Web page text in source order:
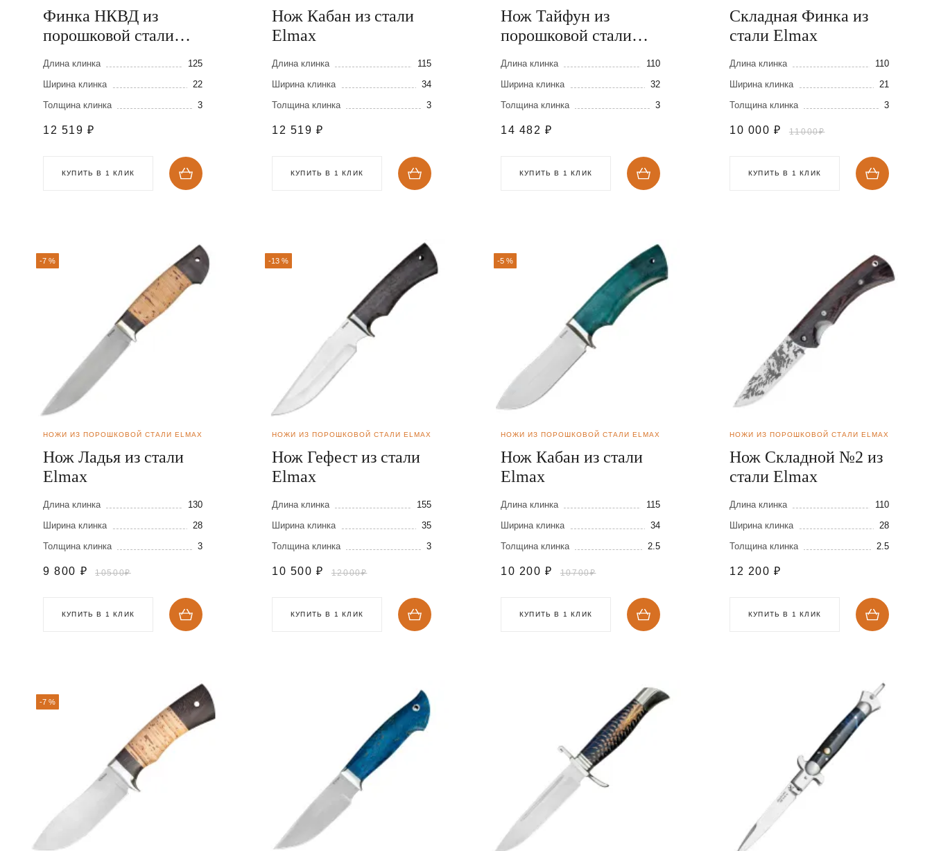
Финка НКВД из
порошковой стали
Elmax
Длина клинка
125
Ширина клинка
22
Толщина клинка
3
12 519 ₽
КУПИТЬ В 1 КЛИК
Нож Кабан из стали
Elmax
Длина клинка
115
Ширина клинка
34
Толщина клинка
3
12 519 ₽
КУПИТЬ В 1 КЛИК
Нож Тайфун из
порошковой стали
Elmax
Длина клинка
110
Ширина клинка
32
Толщина клинка
3
14 482 ₽
КУПИТЬ В 1 КЛИК
Складная Финка из
стали Elmax
Длина клинка
110
Ширина клинка
21
Толщина клинка
3
10 000 ₽ 11000₽
КУПИТЬ В 1 КЛИК
-7 %
НОЖИ ИЗ ПОРОШКОВОЙ СТАЛИ ELMAX
Нож Ладья из стали
Elmax
Длина клинка
130
Ширина клинка
28
Толщина клинка
3
9 800 ₽ 10500₽
КУПИТЬ В 1 КЛИК
-13 %
НОЖИ ИЗ ПОРОШКОВОЙ СТАЛИ ELMAX
Нож Гефест из стали
Elmax
Длина клинка
155
Ширина клинка
35
Толщина клинка
3
10 500 ₽ 12000₽
КУПИТЬ В 1 КЛИК
-5 %
НОЖИ ИЗ ПОРОШКОВОЙ СТАЛИ ELMAX
Нож Кабан из стали
Elmax
Длина клинка
115
Ширина клинка
34
Толщина клинка
2.5
10 200 ₽ 10700₽
КУПИТЬ В 1 КЛИК
НОЖИ ИЗ ПОРОШКОВОЙ СТАЛИ ELMAX
Нож Складной №2 из
стали Elmax
Длина клинка
110
Ширина клинка
28
Толщина клинка
2.5
12 200 ₽
КУПИТЬ В 1 КЛИК
-7 %